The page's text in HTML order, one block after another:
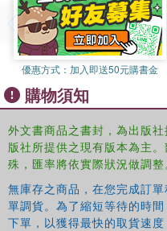
優惠方式： 加入即送50元購書金
購物須知
外文書商品之書封，為出版
版社所提供之現有版本為主
殊，匯率將依實際狀況做調整
無庫存之商品，在您完成訂
單調貨。為了縮短等待的時
下單，以獲得最快的取貨速